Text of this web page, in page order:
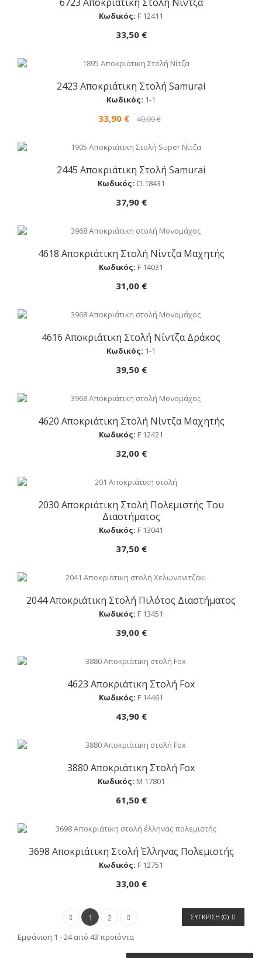
Αγορά
Κωδικός: F 12411
33,50 €
Αγορά
2423 Αποκριάτικη Στολή Samurai
Κωδικός: 1-1
33,90 € 40,00 €
Αγορά
2445 Αποκριάτικη Στολή Samurai
Κωδικός: CL18431
37,90 €
Αγορά
4618 Αποκριάτικη Στολή Nίντζα Mαχητής
Κωδικός: F 14031
31,00 €
Αγορά
4616 Αποκριάτικη Στολή Nίντζα Δράκος
Κωδικός: 1-1
39,50 €
Αγορά
4620 Αποκριάτικη Στολή Nίντζα Μαχητής
Κωδικός: F 12421
32,00 €
Αγορά
2030 Αποκριάτικη Στολή Πολεμιστής Του
Διαστήματος
Κωδικός: F 13041
37,50 €
Αγορά
2044 Αποκριάτικη Στολή Πιλότος Διαστήματος
Κωδικός: F 13451
39,00 €
Αγορά
4623 Αποκριάτικη Στολή Fox
Κωδικός: F 14461
43,90 €
Αγορά
3880 Αποκριάτικη Στολή Fox
Κωδικός: Μ 17801
61,50 €
Αγορά
3698 Αποκριάτικη Στολή Έλληνας Πολεμιστής
Κωδικός: F 12751
33,00 €
ΣΎΓΚΡΙΣΗ (0)
1
2
Εμφάνιση 1 - 24 από 43 προϊόντα